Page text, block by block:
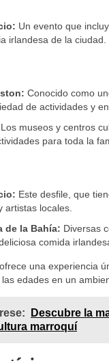
Un evento que
irlandesa de la ciudad.
Conocido como
de actividades y
Los museos y centros
para toda la
Este desfile, que
artistas locales.
de la Bahía: Diversas
comida
una experiencia
edades en un
Descubre la
marroquí